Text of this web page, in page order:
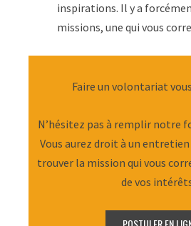
inspirations. Il y a
missions, une qui vous
Faire un volontariat
N’hésitez pas à remplir notre
Vous aurez droit à un
trouver la mission qui vous
de vos